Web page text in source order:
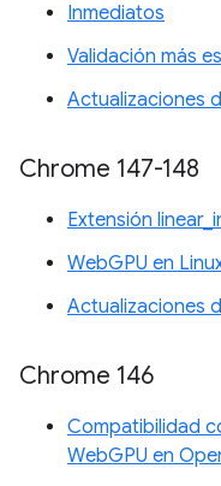
Inmediatos
Validación más
Actualizaciones
Chrome 147-148
Extensión
WebGPU en
Actualizaciones
Chrome 146
Compatibilidad
WebGPU en